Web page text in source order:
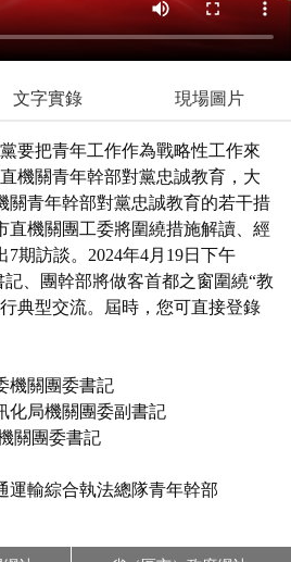
文字實錄 現場圖片
要把青年工作作為戰略性工作來
機關青年幹部對黨忠誠教育，大
關青年幹部對黨忠誠教育的若干措
直機關團工委將圍繞措施解讀、經
期訪談。2024年4月19日下午
、團幹部將做客首都之窗圍繞“教
典型交流。屆時，您可直接登錄
關團委書記
局機關團委副書記
關團委書記
輸綜合執法總隊青年幹部